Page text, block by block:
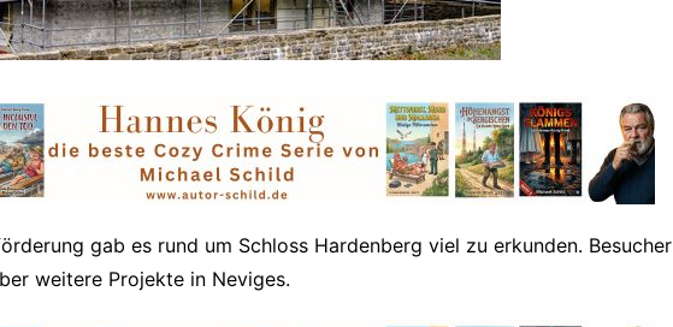
Leichlingen
Meerbusch
Mettmann, Erkrath, Wülfrath
gab es rund um Schloss Hardenberg viel zu erkunden. Besucher
weitere Projekte in Neviges.